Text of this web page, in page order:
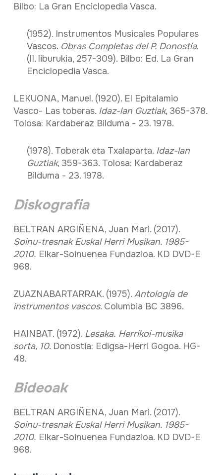
Bilbo: La Gran Enciclopedia Vasca.
(1952). Instrumentos Musicales Populares
Vascos. Obras Completas del P. Donostia.
(II. liburukia, 257-309). Bilbo: Ed. La Gran
Enciclopedia Vasca.
LEKUONA, Manuel. (1920). El Epitalamio
Vasco- Las toberas. Idaz-lan Guztiak, 365-378.
Tolosa: Kardaberaz Bilduma - 23. 1978.
(1978). Toberak eta Txalaparta. Idaz-lan
Guztiak, 359-363. Tolosa: Kardaberaz
Bilduma - 23. 1978.
Diskografia
BELTRAN ARGIÑENA, Juan Mari. (2017).
Soinu-tresnak Euskal Herri Musikan. 1985-
2010. Elkar-Soinuenea Fundazioa. KD DVD-E
968.
ZUAZNABARTARRAK. (1975). Antología de
instrumentos vascos. Columbia BC 3896.
HAINBAT. (1972). Lesaka. Herrikoi-musika
sorta, 10. Donostia: Edigsa-Herri Gogoa. HG-
48.
Bideoak
BELTRAN ARGIÑENA, Juan Mari. (2017).
Soinu-tresnak Euskal Herri Musikan. 1985-
2010. Elkar-Soinuenea Fundazioa. KD DVD-E
968.